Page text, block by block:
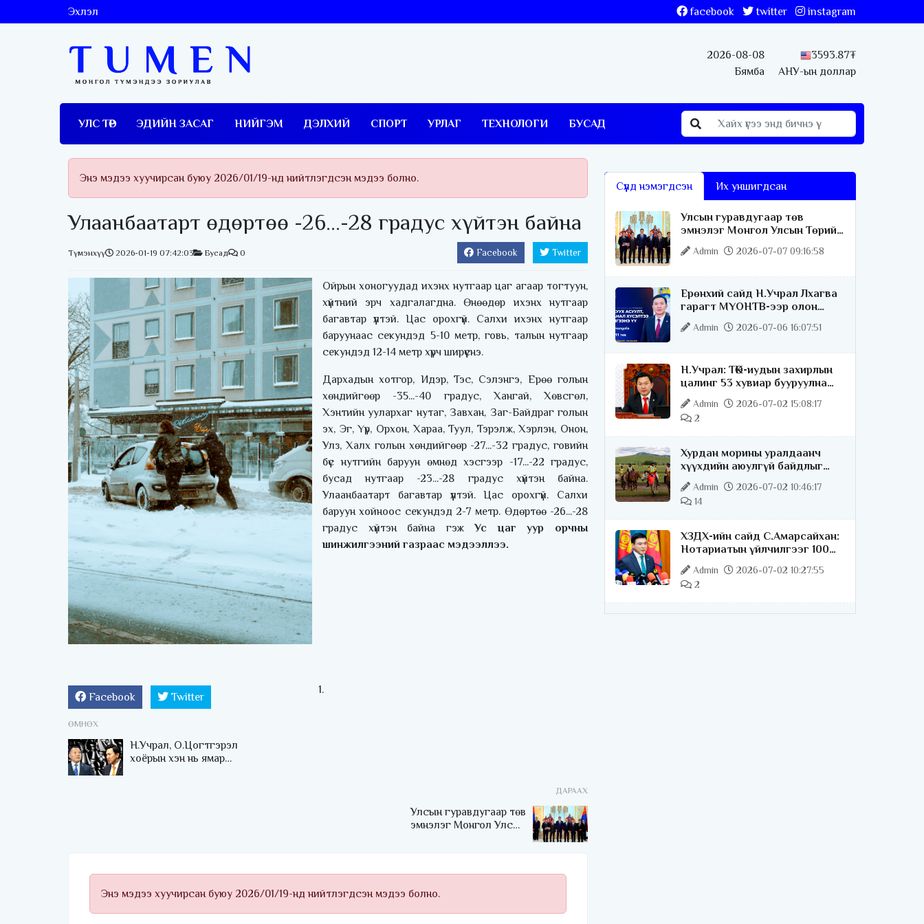
Эхлэл facebook twitter instagram
2026-08-08
Бямба
3593.87₮
АНУ-ын доллар
УЛС ТӨР ЭДИЙН ЗАСАГ НИЙГЭМ ДЭЛХИЙ СПОРТ УРЛАГ ТЕХНОЛОГИ БУСАД
Энэ мэдээ хуучирсан буюу 2026/01/19-нд нийтлэгдсэн мэдээ болно.
Улаанбаатарт өдөртөө -26...-28 градус хүйтэн байна
Түмэнхүү 2026-01-19 07:42:03 Бусад 0 Facebook Twitter
Ойрын хоногуудад ихэнх нутгаар цаг агаар тогтуун,
хүйтний эрч хадгалагдна. Өнөөдөр ихэнх нутгаар
багавтар үүлтэй. Цас орохгүй. Салхи ихэнх нутгаар
баруунаас секундэд 5-10 метр, говь, талын нутгаар
секундэд 12-14 метр хүрч ширүүснэ.
Дархадын хотгор, Идэр, Тэс, Сэлэнгэ, Ерөө голын
хөндийгөөр -35...-40 градус, Хангай, Хөвсгөл,
Хэнтийн уулархаг нутаг, Завхан, Заг-Байдраг голын
эх, Эг, Үүр, Орхон, Хараа, Туул, Тэрэлж, Хэрлэн, Онон,
Улз, Халх голын хөндийгөөр -27...-32 градус, говийн
бүс нутгийн баруун өмнөд хэсгээр -17...-22 градус,
бусад нутгаар -23...-28 градус хүйтэн байна.
Улаанбаатарт багавтар үүлтэй. Цас орохгүй. Салхи
баруун хойноос секундэд 2-7 метр. Өдөртөө -26...-28
градус хүйтэн байна гэжУс цаг уур орчны
шинжилгээний газраас мэдээллээ.
Facebook Twitter
ӨМНӨХ
Н.Учрал, О.Цогтгэрэл
хоёрын хэн нь ямар
ДАРААХ
Улсын гуравдугаар төв
эмнэлэг Монгол Улсын
Энэ мэдээ хуучирсан буюу 2026/01/19-нд нийтлэгдсэн мэдээ болно.
Сүүлд нэмэгдсэн Их уншигдсан
Улсын гуравдугаар төв
эмнэлэг Монгол Улсын Төрийн
соёрхлыг 4 дэх удаагаа
хүртлээ
Admin 2026-07-07 09:16:58
Ерөнхий сайд Н.Учрал Лхагва
гарагт МҮОНТВ-ээр олон
нийттэй шууд ярилцана
Admin 2026-07-06 16:07:51
Н.Учрал: ТӨК-иудын захирлын
цалинг 53 хувиар бууруулна
гэдгээ хатуу,
хариуцлагатайгаар хэлье
Admin
2026-07-02 15:08:17
2
Хурдан морины уралдаанч
хүүхдийн аюулгүй байдлыг
хангах чиглэлээр ажиллаж
байна
Admin
2026-07-02 10:46:17
14
ХЗДХ-ийн сайд С.Амарсайхан:
Нотариатын үйлчилгээг 100
хувь цахимжуулна
Admin
2026-07-02 10:27:55
2